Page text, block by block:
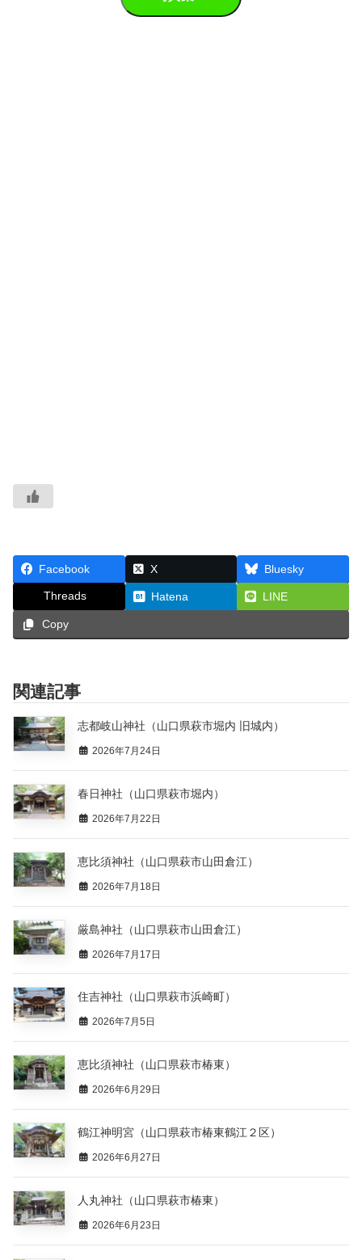
Facebook X Bluesky
Threads Hatena LINE
Copy
関連記事
志都岐山神社（山口県萩市堀内 旧城内）
2026年7月24日
春日神社（山口県萩市堀内）
2026年7月22日
恵比須神社（山口県萩市山田倉江）
2026年7月18日
厳島神社（山口県萩市山田倉江）
2026年7月17日
住吉神社（山口県萩市浜崎町）
2026年7月5日
恵比須神社（山口県萩市椿東）
2026年6月29日
鶴江神明宮（山口県萩市椿東鶴江２区）
2026年6月27日
人丸神社（山口県萩市椿東）
2026年6月23日